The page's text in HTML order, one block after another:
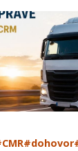
#dohovor